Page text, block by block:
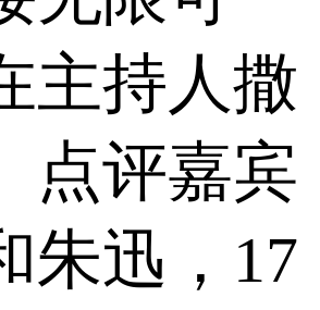
主持人撒
点评嘉宾
朱迅，17